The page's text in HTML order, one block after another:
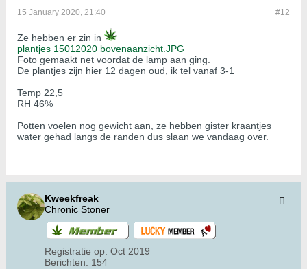
#12
15 January 2020, 21:40
Ze hebben er zin in
plantjes 15012020 bovenaanzicht.JPG
Foto gemaakt net voordat de lamp aan ging.
De plantjes zijn hier 12 dagen oud, ik tel vanaf 3-1
Temp 22,5
RH 46%
Potten voelen nog gewicht aan, ze hebben gister kraantjes
water gehad langs de randen dus slaan we vandaag over.
Kweekfreak
Chronic Stoner
Registratie op: Oct 2019
Berichten: 154